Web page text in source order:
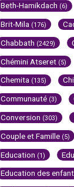
Beth-Hamikdach (6)
Brit-Mila (176)
Chabbath (2429)
Chémini Atseret (5)
Chemita (135)
Communauté (3)
Conversion (303)
Couple et Famille (5)
Education (1)
Education des